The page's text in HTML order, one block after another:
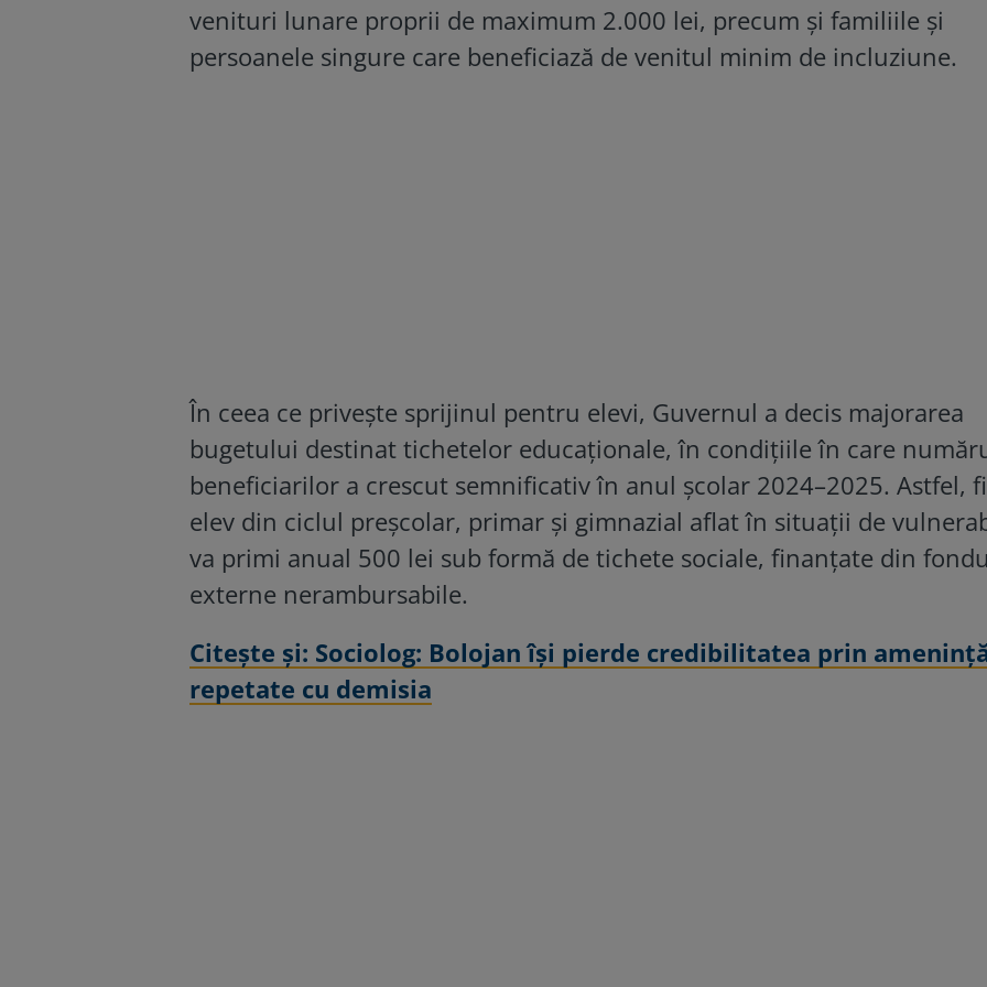
venituri lunare proprii de maximum 2.000 lei, precum și familiile și
persoanele singure care beneficiază de venitul minim de incluziune.
În ceea ce privește sprijinul pentru elevi, Guvernul a decis majorarea
bugetului destinat tichetelor educaționale, în condițiile în care
beneficiarilor a crescut semnificativ în anul școlar 2024–2025. Astfel,
elev din ciclul preșcolar, primar și gimnazial aflat în situații de
va primi anual 500 lei sub formă de tichete sociale, finanțate din
externe nerambursabile.
Citeşte şi: Sociolog: Bolojan își pierde credibilitatea prin
repetate cu demisia